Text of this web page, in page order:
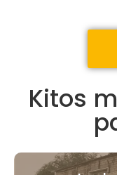
Kitos